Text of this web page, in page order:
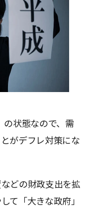
の状態なので、需
がデフレ対策にな
どの財政支出を拡
て「大きな政府」